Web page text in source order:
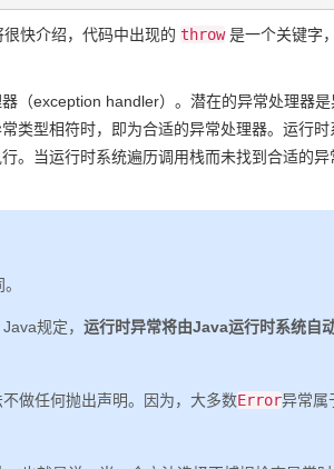
快介绍，代码中出现的 throw是一个关键字
（exception handler）。潜在的异常处理器
类型相符时，即为合适的异常处理器。运行
。当运行时系统遍历调用栈而未找到合适的
规定， 运行时异常将由Java运行时系统自
做任何抛出声明。因为，大多数Error异常属